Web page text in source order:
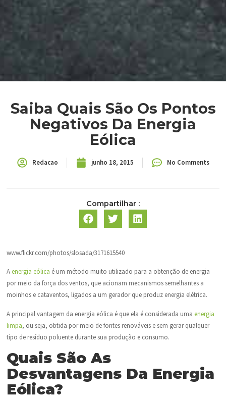
Saiba Quais São Os Pontos
Negativos Da Energia
Eólica
Redacao junho 18, 2015 No Comments
Compartilhar :
www.flickr.com/photos/slosada/3171615540
A energia eólica é um método muito utilizado para a obtenção de energia
por meio da força dos ventos, que acionam mecanismos semelhantes a
moinhos e cataventos, ligados a um gerador que produz energia elétrica.
A principal vantagem da energia eólica é que ela é considerada uma energia
limpa, ou seja, obtida por meio de fontes renováveis e sem gerar qualquer
tipo de resíduo poluente durante sua produção e consumo.
Quais São As
Desvantagens Da Energia
Eólica?